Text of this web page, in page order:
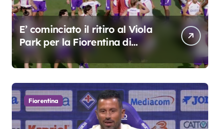
E’ cominciato il ritiro al Viola
Park per la Fiorentina di
Grosso
Fiorentina